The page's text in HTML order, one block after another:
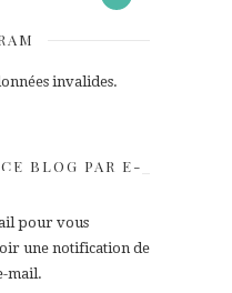
invalides.
BLOG PAR E-
pour vous
une notification de
mail.